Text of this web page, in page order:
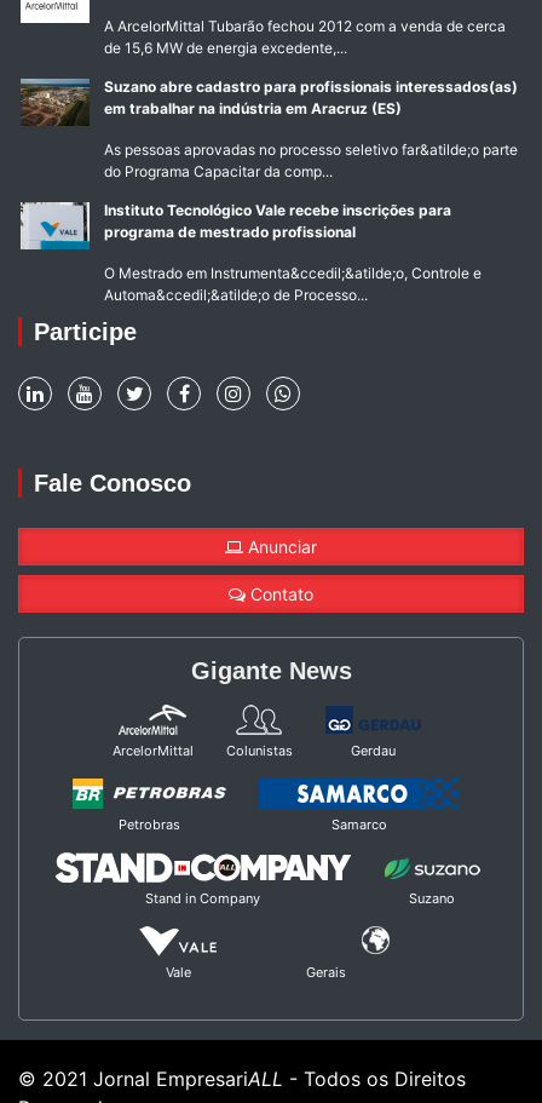
A ArcelorMittal Tubarão fechou 2012 com a venda de cerca
de 15,6 MW de energia excedente,...
Suzano abre cadastro para profissionais interessados(as)
em trabalhar na indústria em Aracruz (ES)
As pessoas aprovadas no processo seletivo far&atilde;o parte
do Programa Capacitar da comp...
Instituto Tecnológico Vale recebe inscrições para
programa de mestrado profissional
O Mestrado em Instrumenta&ccedil;&atilde;o, Controle e
Automa&ccedil;&atilde;o de Processo...
Participe
Fale Conosco
Anunciar
Contato
Gigante News
ArcelorMittal Colunistas Gerdau
Petrobras Samarco
Stand in Company Suzano
Vale Gerais
© 2021 Jornal EmpresariALL - Todos os Direitos